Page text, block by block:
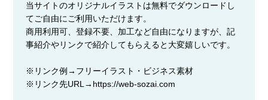
当サイトのオリジナルイラストは無料でダウンロードし
てご自由にご利用いただけます。
商用利用可、登録不要、加工など自由になりますが、記
事紹介やリンクで紹介してもらえると大変嬉しいです。
※リンク例→フリーイラスト・ビジネス素材
※リンク先URL→https://web-sozai.com